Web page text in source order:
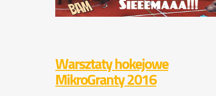
Warsztaty hokejowe
MikroGranty 2016